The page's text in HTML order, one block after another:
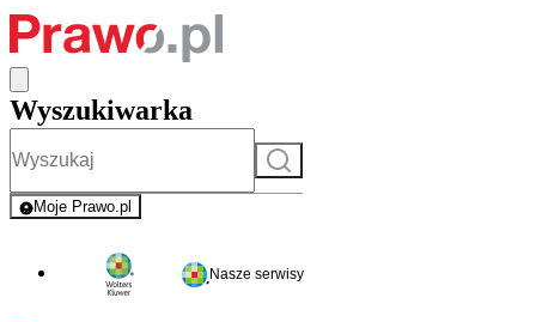
Wyszukiwarka
Szukaj
Moje Prawo.pl
- rejestracja i logowanie do serwisu
Nasze serwisy